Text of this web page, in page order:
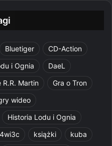
Bluetiger
CD-Action
i Ognia
DaeL
R.R. Martin
Gra o Tron
wideo
Historia Lodu i Ognia
książki
kuba